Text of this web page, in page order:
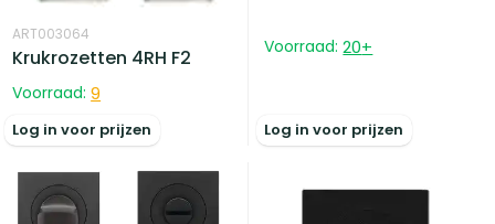
ART003064
Krukrozetten 4RH F2
Voorraad: 9
Log in voor prijzen
Voorraad: 20+
Log in voor prijzen